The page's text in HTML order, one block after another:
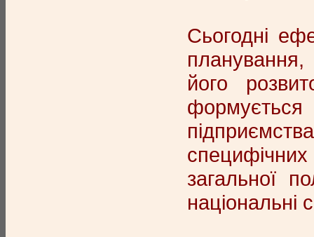
Сьогодні
планування,
його
формується
специфічних
загальної
національні